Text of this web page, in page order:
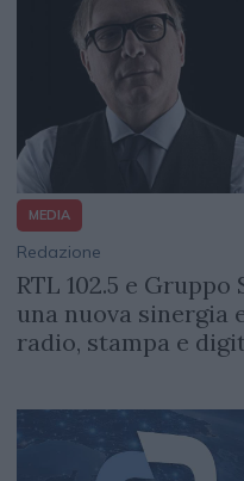
MEDIA
Redazione
RTL 102.5 e
una nuova sinergia
radio, stampa e